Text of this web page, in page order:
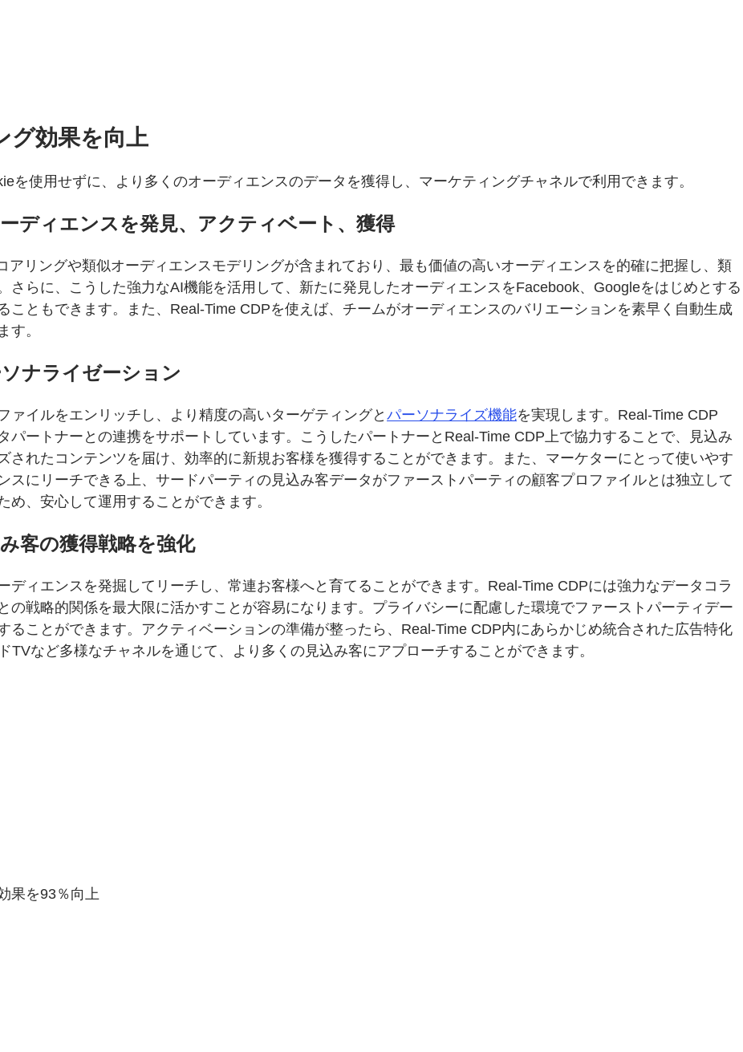
グ効果を向上
を使用せずに、より多くのオーディエンスのデータを獲得し、マーケティングチャネルで利用できます。
ディエンスを発見、アクティベート、獲得
リングや類似オーディエンスモデリングが含まれており、最も価値の高いオーディエンスを的確に把握し、類
らに、こうした強力なAI機能を活用して、新たに発見したオーディエンスをFacebook、Googleをはじめとする
こともできます。また、Real-Time CDPを使えば、チームがオーディエンスのバリエーションを素早く自動生成
す。
ナライゼーション
イルをエンリッチし、より精度の高いターゲティングと パーソナライズ機能を実現します。Real-Time CDP
パートナーとの連携をサポートしています。こうしたパートナーとReal-Time CDP上で協力することで、見込み
れたコンテンツを届け、効率的に新規お客様を獲得することができます。また、マーケターにとって使いやす
スにリーチできる上、サードパーティの見込み客データがファーストパーティの顧客プロファイルとは独立して
、安心して運用することができます。
客の獲得戦略を強化
ディエンスを発掘してリーチし、常連お客様へと育てることができます。Real-Time CDPには強力なデータコラ
の戦略的関係を最大限に活かすことが容易になります。プライバシーに配慮した環境でファーストパーティデー
ることができます。アクティベーションの準備が整ったら、Real-Time CDP内にあらかじめ統合された広告特化
など多様なチャネルを通じて、より多くの見込み客にアプローチすることができます。
果を93％向上